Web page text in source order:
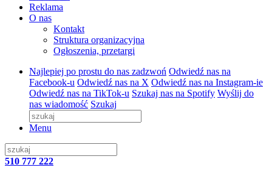
Reklama
O nas
Kontakt
Struktura organizacyjna
Ogłoszenia, przetargi
Najlepiej po prostu do nas zadzwoń Odwiedź nas na
Facebook-u Odwiedź nas na X Odwiedź nas na Instagram-ie
Odwiedź nas na TikTok-u Szukaj nas na Spotify Wyślij do
nas wiadomość Szukaj
Menu
510 777 222